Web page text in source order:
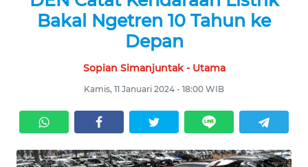
Bakal Ngetren 10 Tahun ke
Depan
Sopian Simanjuntak - Utama
Kamis, 11 Januari 2024 - 18:00 WIB
TOKOH